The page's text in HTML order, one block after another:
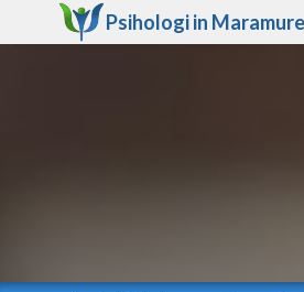
Psihologi in